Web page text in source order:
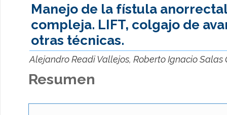
Manejo de la fístula
compleja. LIFT, colgajo de
otras técnicas.
Alejandro Readi Vallejos, Roberto Ignacio Salas
Resumen